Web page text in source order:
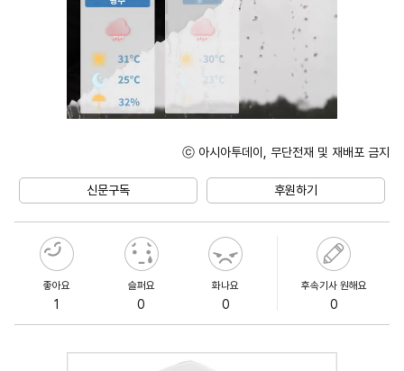
ⓒ 아시아투데이, 무단전재 및 재배포 금지
신문구독 후원하기
좋아요
1
슬퍼요
0
화나요
0
후속기사 원해요
0